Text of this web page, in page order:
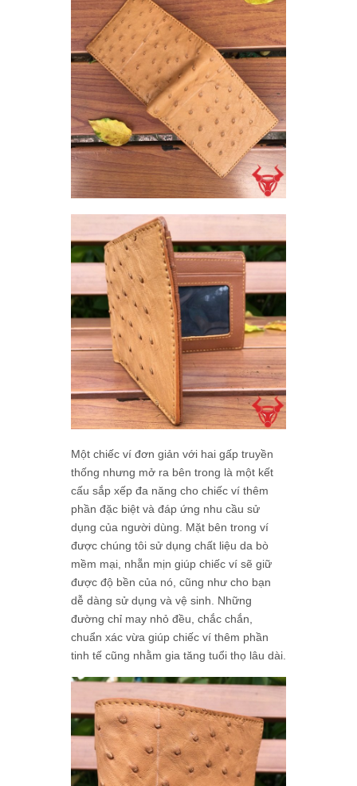
Một chiếc ví đơn giản với hai gấp truyền
thống nhưng mở ra bên trong là một kết
cấu sắp xếp đa năng cho chiếc ví thêm
phần đặc biệt và đáp ứng nhu cầu sử
dụng của người dùng. Mặt bên trong ví
được chúng tôi sử dụng chất liệu da bò
mềm mại, nhẵn mịn giúp chiếc ví sẽ giữ
được độ bền của nó, cũng như cho bạn
dễ dàng sử dụng và vệ sinh. Những
đường chỉ may nhỏ đều, chắc chắn,
chuẩn xác vừa giúp chiếc ví thêm phần
tinh tế cũng nhằm gia tăng tuổi thọ lâu dài.